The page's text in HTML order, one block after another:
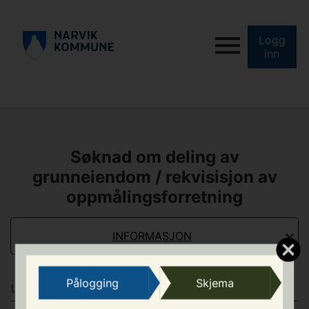
Pålogging Skjema
Logg
inn
Søknad om deling av
grunneiendom / rekvisisjon av
oppmålingsforretning
INFORMASJON
LOVGRUNNLAG